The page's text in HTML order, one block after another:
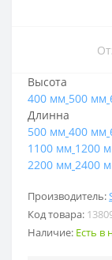
Производитель:
Код товара:
Наличие: Есть в
Высота
400 мм 500 мм
Длинна
500 мм 400 мм
1100 мм 1200
2200 мм 2400